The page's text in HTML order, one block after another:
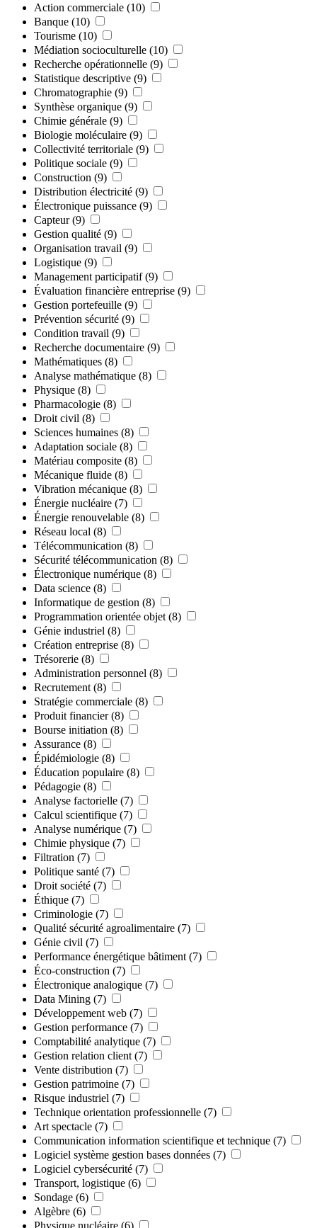
Action commerciale (10)
Banque (10)
Tourisme (10)
Médiation socioculturelle (10)
Recherche opérationnelle (9)
Statistique descriptive (9)
Chromatographie (9)
Synthèse organique (9)
Chimie générale (9)
Biologie moléculaire (9)
Collectivité territoriale (9)
Politique sociale (9)
Construction (9)
Distribution électricité (9)
Électronique puissance (9)
Capteur (9)
Gestion qualité (9)
Organisation travail (9)
Logistique (9)
Management participatif (9)
Évaluation financière entreprise (9)
Gestion portefeuille (9)
Prévention sécurité (9)
Condition travail (9)
Recherche documentaire (9)
Mathématiques (8)
Analyse mathématique (8)
Physique (8)
Pharmacologie (8)
Droit civil (8)
Sciences humaines (8)
Adaptation sociale (8)
Matériau composite (8)
Mécanique fluide (8)
Vibration mécanique (8)
Énergie nucléaire (7)
Énergie renouvelable (8)
Réseau local (8)
Télécommunication (8)
Sécurité télécommunication (8)
Électronique numérique (8)
Data science (8)
Informatique de gestion (8)
Programmation orientée objet (8)
Génie industriel (8)
Création entreprise (8)
Trésorerie (8)
Administration personnel (8)
Recrutement (8)
Stratégie commerciale (8)
Produit financier (8)
Bourse initiation (8)
Assurance (8)
Épidémiologie (8)
Éducation populaire (8)
Pédagogie (8)
Analyse factorielle (7)
Calcul scientifique (7)
Analyse numérique (7)
Chimie physique (7)
Filtration (7)
Politique santé (7)
Droit société (7)
Éthique (7)
Criminologie (7)
Qualité sécurité agroalimentaire (7)
Génie civil (7)
Performance énergétique bâtiment (7)
Éco-construction (7)
Électronique analogique (7)
Data Mining (7)
Développement web (7)
Gestion performance (7)
Comptabilité analytique (7)
Gestion relation client (7)
Vente distribution (7)
Gestion patrimoine (7)
Risque industriel (7)
Technique orientation professionnelle (7)
Art spectacle (7)
Communication information scientifique et technique (7)
Logiciel système gestion bases données (7)
Logiciel cybersécurité (7)
Transport, logistique (6)
Sondage (6)
Algèbre (6)
Physique nucléaire (6)